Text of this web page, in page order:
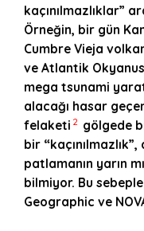
kaçınılmazlıklar”
Örneğin, bir gün
Cumbre Vieja
ve Atlantik
mega tsunami
alacağı hasar
felaketi 2 gölgede
bir
patlamanın yarın
bilmiyor. Bu
Geographic ve